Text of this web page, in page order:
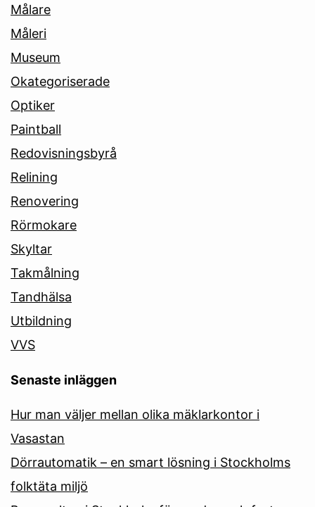
Målare
Måleri
Museum
Okategoriserade
Optiker
Paintball
Redovisningsbyrå
Relining
Renovering
Rörmokare
Skyltar
Takmålning
Tandhälsa
Utbildning
VVS
Senaste inläggen
Hur man väljer mellan olika mäklarkontor i
Vasastan
Dörrautomatik – en smart lösning i Stockholms
folktäta miljö